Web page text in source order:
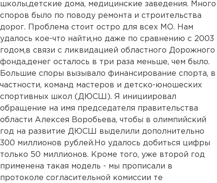
школы,детские дома, медицинские заведения. Много
споров было по поводу ремонта и строительства
дорог. Проблема стоит остро для всех МО. Нам
удалось кое-что найти,но даже по сравнению с 2003
годом,в связи с ликвидацией областного Дорожного
фонда,денег осталось в три раза меньше, чем было.
Большие споры вызывало финансирование спорта, в
частности, команд мастеров и детско-юношеских
спортивных школ (ДЮСШ). Я инициировал
обращение на имя председателя правительства
области Алексея Воробьева, чтобы в олимпийский
год на развитие ДЮСШ выделили дополнительно
300 миллионов рублей.Но удалось добиться цифры
только 50 миллионов. Кроме того, уже второй год
применена такая модель - мы прописали в
протоколе согласительной комиссии те